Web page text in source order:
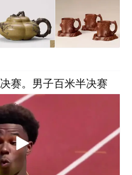
赛。男子百米半决赛